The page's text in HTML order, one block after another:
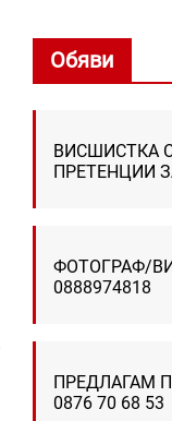
Обяви
ВИСШИСТКА
ПРЕТЕНЦИИ
ФОТОГРАФ/
0888974818
ПРЕДЛАГАМ
0876 70 68 53